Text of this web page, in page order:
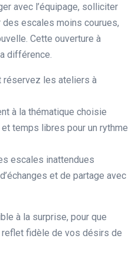
avec l’équipage, solliciter
escales moins courues,
Cette ouverture à
différence.
réservez les ateliers à
à la thématique choisie
temps libres pour un rythme
escales inattendues
et de partage avec
à la surprise, pour que
fidèle de vos désirs de